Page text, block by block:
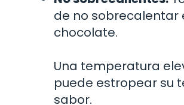
de no sobrecalentar
chocolate.
Una temperatura
puede estropear su
sabor.